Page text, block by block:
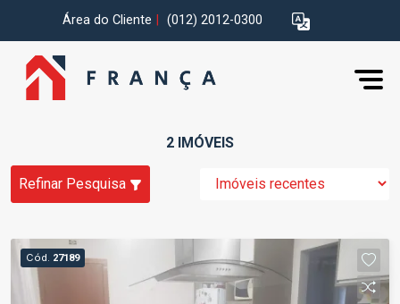
Área do Cliente (012) 2012-0300
2 IMÓVEIS
Refinar Pesquisa
Cód. 27189